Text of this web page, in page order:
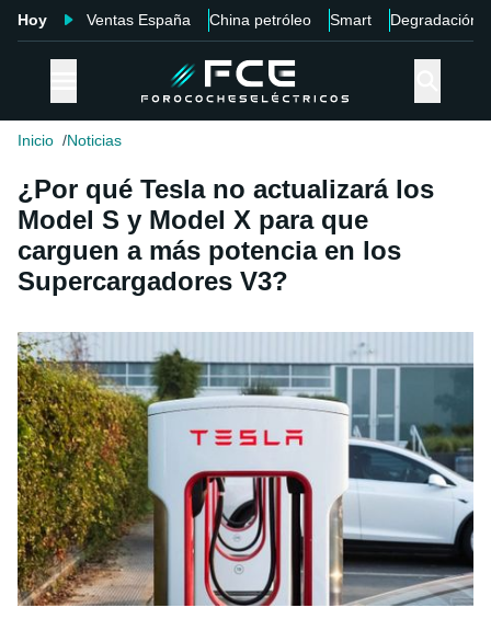
Hoy Ventas España China petróleo Smart Degradación
Inicio Noticias
¿Por qué Tesla no actualizará los
Model S y Model X para que
carguen a más potencia en los
Supercargadores V3?